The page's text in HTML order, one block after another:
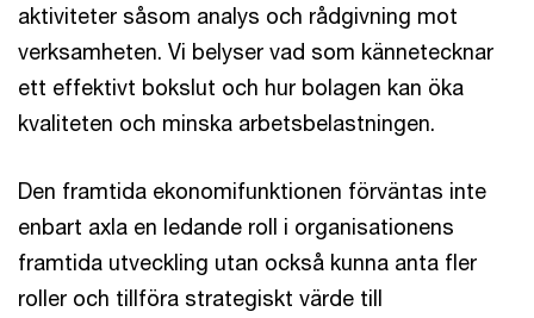
aktiviteter såsom analys och rådgivning mot
verksamheten. Vi belyser vad som kännetecknar
ett effektivt bokslut och hur bolagen kan öka
kvaliteten och minska arbetsbelastningen.
Den framtida ekonomifunktionen förväntas inte
enbart axla en ledande roll i organisationens
framtida utveckling utan också kunna anta fler
roller och tillföra strategiskt värde till